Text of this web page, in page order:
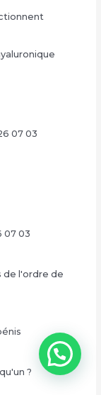
07 03
07 03
de l'ordre de
?